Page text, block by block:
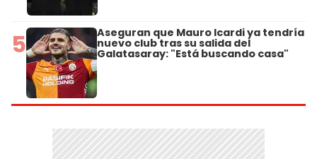
5 Aseguran que Mauro Icardi ya tendría
nuevo club tras su salida del
Galatasaray: "Está buscando casa"